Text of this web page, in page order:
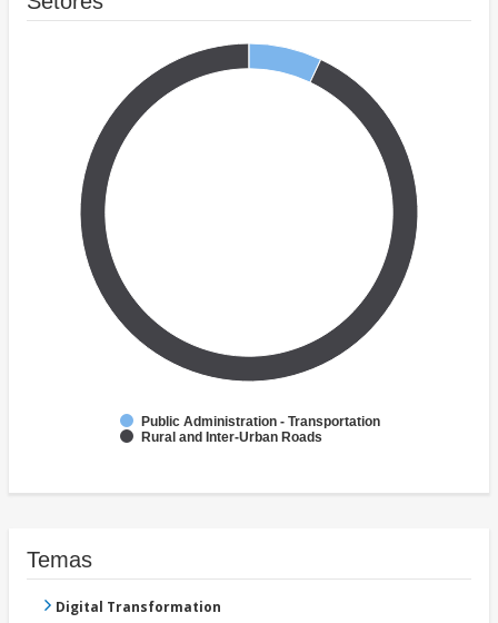
Public Administration - Transportation
Rural and Inter-Urban Roads
Temas
Digital Transformation